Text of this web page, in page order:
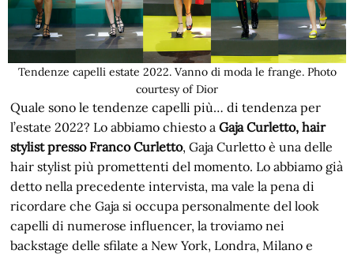
Tendenze capelli estate 2022. Vanno di moda le frange. Photo
courtesy of Dior
Quale sono le tendenze capelli più… di tendenza per
l’estate 2022? Lo abbiamo chiesto aGaja Curletto, hair
stylist presso Franco Curletto, Gaja Curletto è una delle
hair stylist più promettenti del momento. Lo abbiamo già
detto nella precedente intervista, ma vale la pena di
ricordare che Gaja si occupa personalmente del look
capelli di numerose influencer, la troviamo nei
backstage delle sfilate a New York, Londra, Milano e